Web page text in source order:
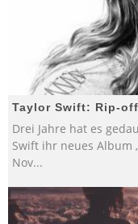
Taylor Swift: Rip-
Drei Jahre hat es
Swift ihr neues Album
Nov...